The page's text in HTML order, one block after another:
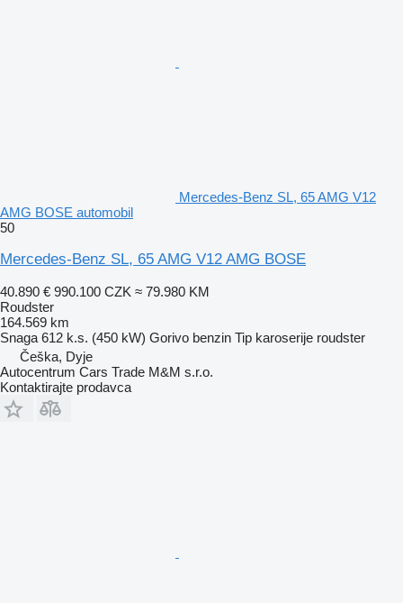
Mercedes-Benz SL, 65 AMG V12
AMG BOSE automobil
50
Mercedes-Benz SL, 65 AMG V12 AMG BOSE
40.890 € 990.100 CZK ≈ 79.980 KM
Roudster
164.569 km
Snaga 612 k.s. (450 kW) Gorivo benzin Tip karoserije roudster
Češka, Dyje
Autocentrum Cars Trade M&M s.r.o.
Kontaktirajte prodavca